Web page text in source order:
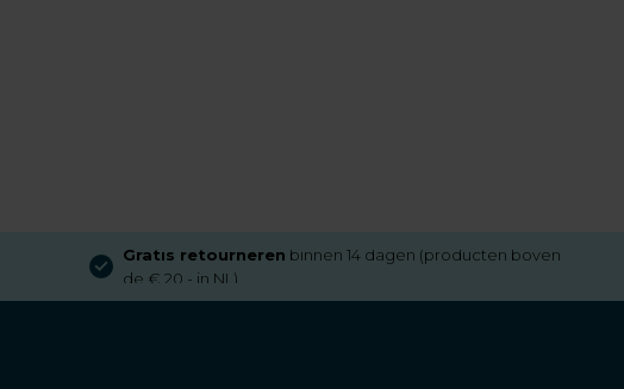
Gratis retourneren binnen 14 dagen (producten boven
de € 20,- in NL)